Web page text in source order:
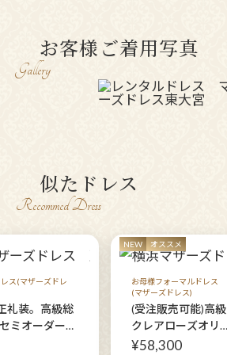
お客様ご着用写真
Gallery
似たドレス
Recommed Dress
ス(マザーズドレ
礼装。高級総
ミオーダーフ
NEW オススメ
お母様フォーマルドレス
(マザーズドレス)
(受注販売可能)高級
クレアローズオリ
ジナル正礼装【メ
¥58,300